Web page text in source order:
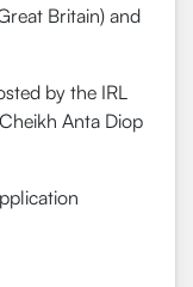
Britain) and
by the IRL
Anta Diop